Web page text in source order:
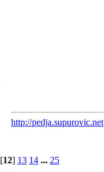
http://pedja.supurovic.net
[12] 13 14 ... 25